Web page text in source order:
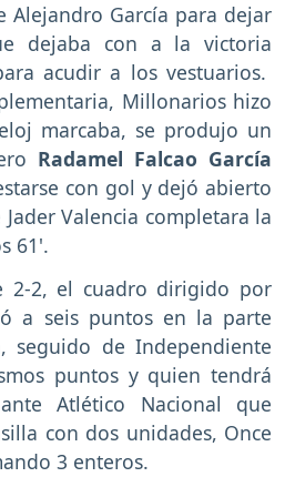
Alejandro García para dejar
dejaba con a la victoria
acudir a los vestuarios.
Millonarios hizo
marcaba, se produjo un
Radamel Falcao García
con gol y dejó abierto
Valencia completara la
61'.
2-2, el cuadro dirigido por
a seis puntos en la parte
seguido de Independiente
puntos y quien tendrá
Atlético Nacional que
con dos unidades, Once
3 enteros.